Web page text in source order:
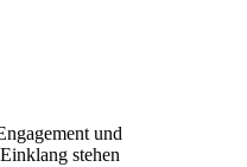
und
stehen